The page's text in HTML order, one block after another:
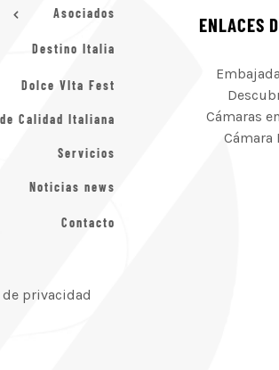
Asociados
Destino Italia
Dolce VIta Fest
Calidad Italiana
Servicios
Noticias news
Contacto
privacidad
ENLACES
Cámaras
Cámara